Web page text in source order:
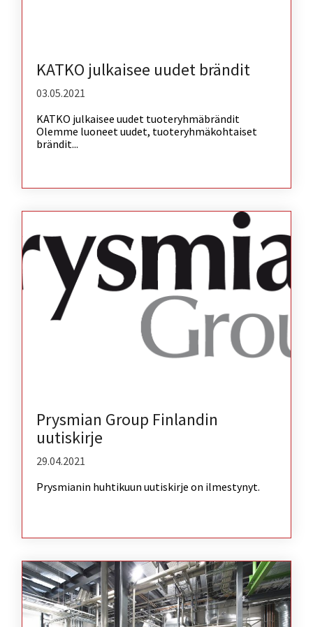
KATKO julkaisee uudet brändit
03.05.2021
KATKO julkaisee uudet tuoteryhmäbrändit
Olemme luoneet uudet, tuoteryhmäkohtaiset
brändit...
Prysmian Group Finlandin
uutiskirje
29.04.2021
Prysmianin huhtikuun uutiskirje on ilmestynyt.